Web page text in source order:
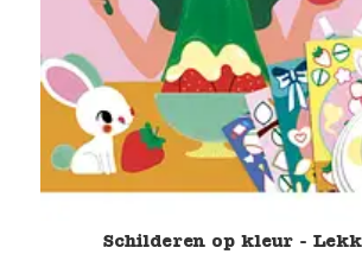
Schilderen op kleur -